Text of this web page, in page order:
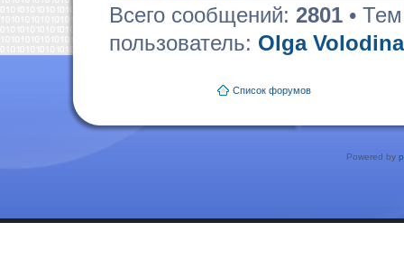
Всего сообщений: 2801 •
пользователь: Olga Volodina
Список форумов
Powered by